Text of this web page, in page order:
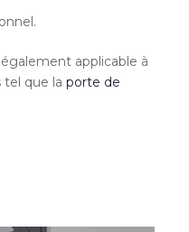
applicable à
tel que la porte de